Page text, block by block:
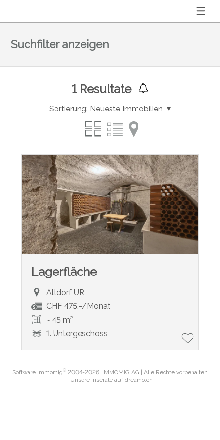
Suchfilter anzeigen
1Resultate
Sortierung: Neueste Immobilien
Lagerfläche
Altdorf UR
CHF 475.-/Monat
~ 45 m²
1. Untergeschoss
Software Immomig® 2004-2026, IMMOMIG AG | Alle Rechte vorbehalten
| Unsere Inserate auf dreamo.ch